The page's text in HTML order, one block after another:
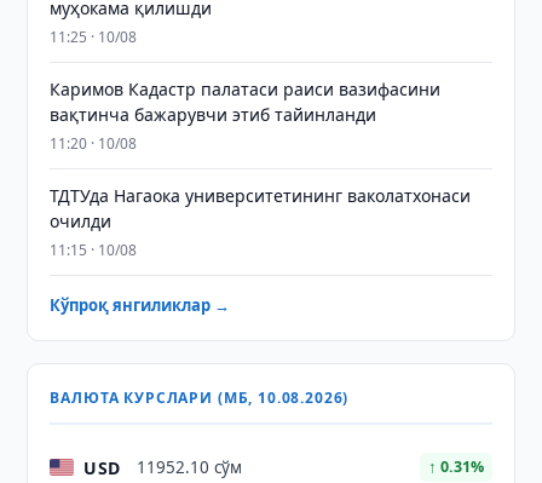
муҳокама қилишди
11:25 · 10/08
Каримов Кадастр палатаси раиси вазифасини
вақтинча бажарувчи этиб тайинланди
11:20 · 10/08
ТДТУда Нагаока университетининг ваколатхонаси
очилди
11:15 · 10/08
Кўпроқ янгиликлар →
ВАЛЮТА КУРСЛАРИ (МБ, 10.08.2026)
USD 11952.10 сўм ↑ 0.31%